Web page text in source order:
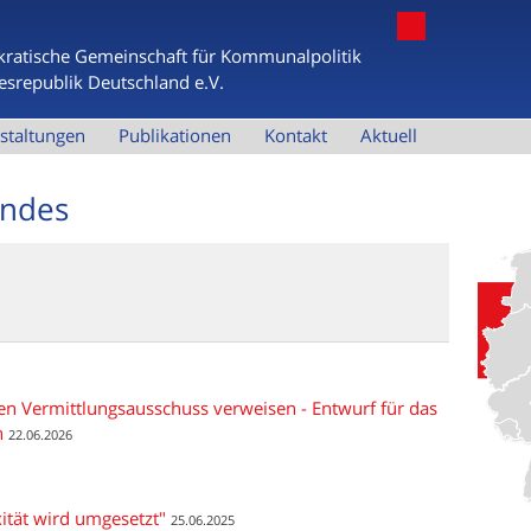
Gemeinschaft für Kommunalpolitik
Deutschland e.V.
Publikationen Kontakt Aktuell
Vermittlungsausschuss verweisen - Entwurf für das
22.06.2026
wird umgesetzt" 25.06.2025